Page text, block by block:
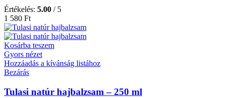
Értékelés: 5.00 / 5
1 580 Ft
Kosárba teszem
Gyors nézet
Hozzáadás a kívánság listához
Bezárás
Tulasi natúr hajbalzsam – 250 ml